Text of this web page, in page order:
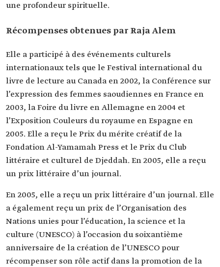
une profondeur spirituelle.
Récompenses obtenues par Raja Alem
Elle a participé à des événements culturels
internationaux tels que le Festival international du
livre de lecture au Canada en 2002, la Conférence sur
l’expression des femmes saoudiennes en France en
2003, la Foire du livre en Allemagne en 2004 et
l’Exposition Couleurs du royaume en Espagne en
2005. Elle a reçu le Prix du mérite créatif de la
Fondation Al-Yamamah Press et le Prix du Club
littéraire et culturel de Djeddah. En 2005, elle a reçu
un prix littéraire d’un journal.
En 2005, elle a reçu un prix littéraire d’un journal. Elle
a également reçu un prix de l’Organisation des
Nations unies pour l’éducation, la science et la
culture (UNESCO) à l’occasion du soixantième
anniversaire de la création de l’UNESCO pour
récompenser son rôle actif dans la promotion de la